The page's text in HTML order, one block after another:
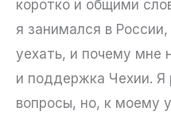
коротко и общими
я занимался в
уехать, и почему мне
и поддержка Чехии. Я
вопросы, но, к моему